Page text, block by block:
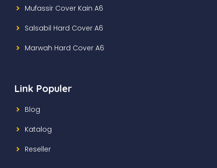
Mufassir Cover Kain A6
Salsabil Hard Cover A6
Marwah Hard Cover A6
Link Populer
Blog
Katalog
Reseller